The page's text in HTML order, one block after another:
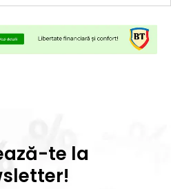
te la